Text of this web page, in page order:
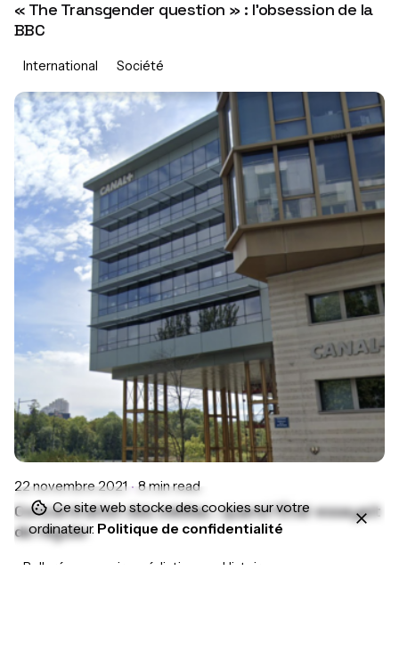
« The Transgender question » : l’obsession de la
BBC
International Société
Posted by
Ferdinand Chenot
22 novembre 2021 8 min read
Concentration des médias : quand l’État essayait
de réguler
Bolloré : un empire médiatique Histoire
Ce site web stocke des cookies sur votre
ordinateur. Politique de confidentialité